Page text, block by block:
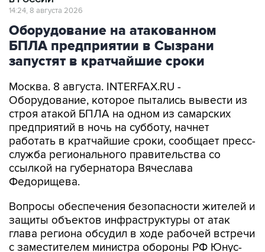
14:24, 8 августа 2026
Оборудование на атакованном
БПЛА предприятии в Сызрани
запустят в кратчайшие сроки
Москва. 8 августа. INTERFAX.RU -
Оборудование, которое пытались вывести из
строя атакой БПЛА на одном из самарских
предприятий в ночь на субботу, начнет
работать в кратчайшие сроки, сообщает пресс-
служба регионального правительства со
ссылкой на губернатора Вячеслава
Федорищева.
Вопросы обеспечения безопасности жителей и
защиты объектов инфраструктуры от атак
глава региона обсудил в ходе рабочей встречи
с заместителем министра обороны РФ Юнус-